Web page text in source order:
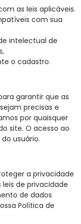
as leis aplicáveis.
com sua
intelectual de
o cadastro.
garantir que as
precisas e
por quaisquer
site. O acesso ao
usuário.
a privacidade
de privacidade
de dados
Política de